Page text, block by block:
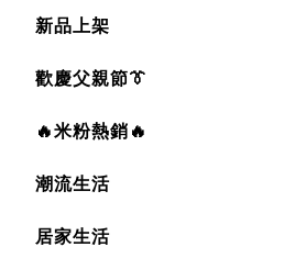
新品上架
歡慶父親節👔
🔥米粉熱銷🔥
潮流生活
居家生活